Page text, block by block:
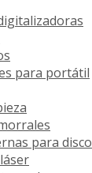
para portátil
para disco